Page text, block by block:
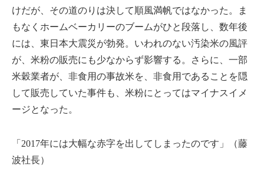
けだが、その道のりは決して順風満帆ではなかった。ま
もなくホームベーカリーのブームがひと段落し、数年後
には、東日本大震災が勃発。いわれのない汚染米の風評
が、米粉の販売にも少なからず影響する。さらに、一部
米穀業者が、非食用の事故米を、非食用であることを隠
して販売していた事件も、米粉にとってはマイナスイメ
ージとなった。
「2017年には大幅な赤字を出してしまったのです」（藤
波社長）